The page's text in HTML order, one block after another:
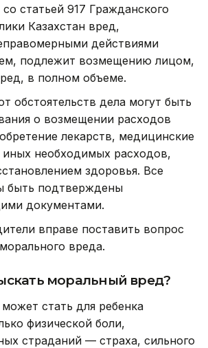
статьей 917 Гражданского
Казахстан вред,
действиями
подлежит возмещению лицом,
в полном объеме.
обстоятельств дела могут быть
о возмещении расходов
лекарств, медицинские
иных необходимых расходов,
здоровья. Все
быть подтверждены
документами.
вправе поставить вопрос
вреда.
моральный вред?
стать для ребенка
физической боли,
страданий — страха, сильного